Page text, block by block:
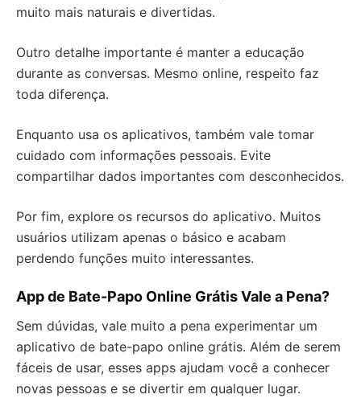
muito mais naturais e divertidas.
Outro detalhe importante é manter a educação
durante as conversas. Mesmo online, respeito faz
toda diferença.
Enquanto usa os aplicativos, também vale tomar
cuidado com informações pessoais. Evite
compartilhar dados importantes com desconhecidos.
Por fim, explore os recursos do aplicativo. Muitos
usuários utilizam apenas o básico e acabam
perdendo funções muito interessantes.
App de Bate-Papo Online Grátis Vale a Pena?
Sem dúvidas, vale muito a pena experimentar um
aplicativo de bate-papo online grátis. Além de serem
fáceis de usar, esses apps ajudam você a conhecer
novas pessoas e se divertir em qualquer lugar.